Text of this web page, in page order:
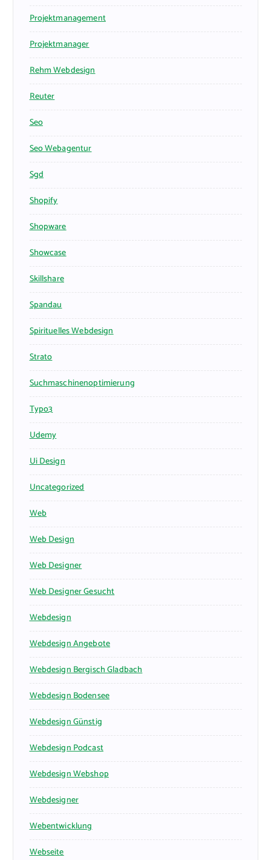
Projektmanagement
Projektmanager
Rehm Webdesign
Reuter
Seo
Seo Webagentur
Sgd
Shopify
Shopware
Showcase
Skillshare
Spandau
Spirituelles Webdesign
Strato
Suchmaschinenoptimierung
Typo3
Udemy
Ui Design
Uncategorized
Web
Web Design
Web Designer
Web Designer Gesucht
Webdesign
Webdesign Angebote
Webdesign Bergisch Gladbach
Webdesign Bodensee
Webdesign Günstig
Webdesign Podcast
Webdesign Webshop
Webdesigner
Webentwicklung
Webseite